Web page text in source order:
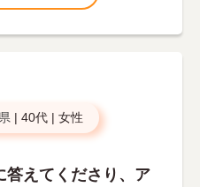
| 40代 | 女性
答えてくださり、ア